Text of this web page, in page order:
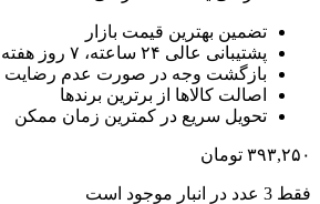
تضمین بهترین قیمت بازار
پشتیبانی عالی ۲۴ ساعته، ۷ روز هفته
بازگشت وجه در صورت عدم رضایت
اصالت کالاها از برترین برندها
تحویل سریع در کمترین زمان ممکن
۳۹۳,۲۵۰ تومان
فقط 3 عدد در انبار موجود است